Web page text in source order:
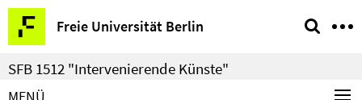
Springe
direkt
zu
Inhalt
Freie Universität Berlin
Service-
Navigation
SFB 1512 "Intervenierende Künste"